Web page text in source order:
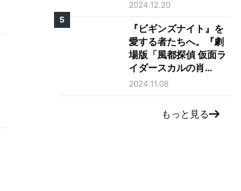
ン』の神コンテンツが
ゴイゴイスーな理由を
徹底考察
2024.12.20
5
『ビギンズナイト』を
愛する者たちへ。『劇
場版「風都探偵 仮面ラ
イダースカルの肖
像」』レビュー
2024.11.08
もっと見る